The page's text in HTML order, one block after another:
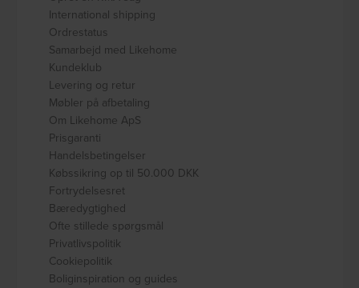
International shipping
Ordrestatus
Samarbejd med Likehome
Kundeklub
Levering og retur
Møbler på afbetaling
Om Likehome ApS
Prisgaranti
Handelsbetingelser
Købssikring op til 50.000 DKK
Fortrydelsesret
Bæredygtighed
Ofte stillede spørgsmål
Privatlivspolitik
Cookiepolitik
Boliginspiration og guides